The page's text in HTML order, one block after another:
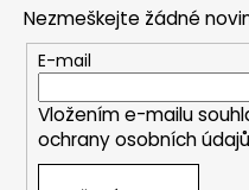
Nezmeškejte žádné
E-mail
Vložením e-mailu
ochrany osobních údajů